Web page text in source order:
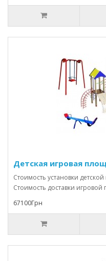
Детская игровая
Стоимость установки
Стоимость доставки игровой
67100Грн